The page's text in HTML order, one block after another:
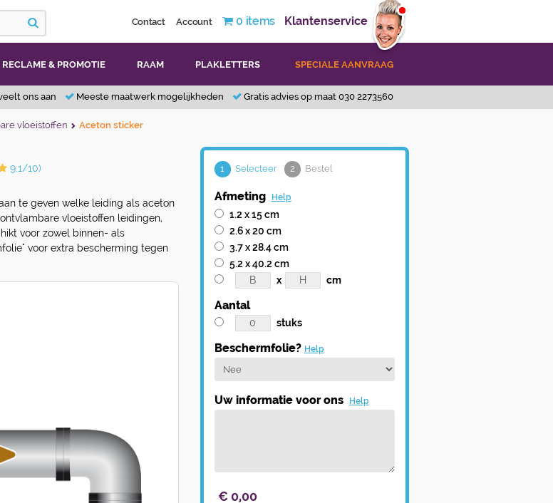
Contact Account 0 items Klantenservice
RECLAME & PROMOTIE RAAM PLAKLETTERS SPECIALE AANVRAAG
ons aan Meeste maatwerk mogelijkheden Gratis advies op maat 030 2273560
vloeistoffen Aceton sticker
9.1/10)
te geven welke leiding als aceton
vloeistoffen leidingen,
voor zowel binnen- als
voor extra bescherming tegen
1 Selecteer 2 Bestel
Afmeting Help
1.2 x 15 cm
2.6 x 20 cm
3.7 x 28.4 cm
5.2 x 40.2 cm
x
cm
Aantal
stuks
Beschermfolie? Help
Uw informatie voor ons Help
€ 0,00